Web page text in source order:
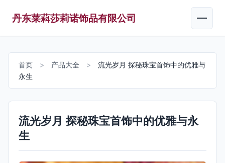
丹东莱萪莎莉诺饰品有限公司
首页 > 产品大全 >
流光岁月 探秘珠宝首饰中的优雅与
永生
流光岁月 探秘珠宝首饰中的优雅与永
生